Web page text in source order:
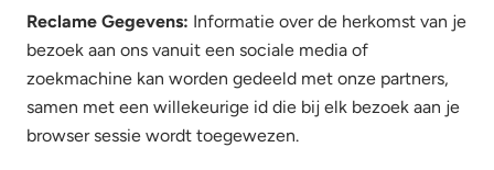
Reclame Gegevens: Informatie over de herkomst van je
bezoek aan ons vanuit een sociale media of
zoekmachine kan worden gedeeld met onze partners,
samen met een willekeurige id die bij elk bezoek aan je
browser sessie wordt toegewezen.